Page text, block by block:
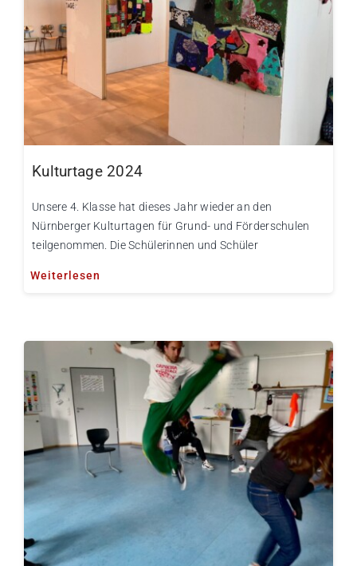
Kulturtage 2024
Unsere 4. Klasse hat dieses Jahr wieder an den
Nürnberger Kulturtagen für Grund- und Förderschulen
teilgenommen. Die Schülerinnen und Schüler
Weiterlesen